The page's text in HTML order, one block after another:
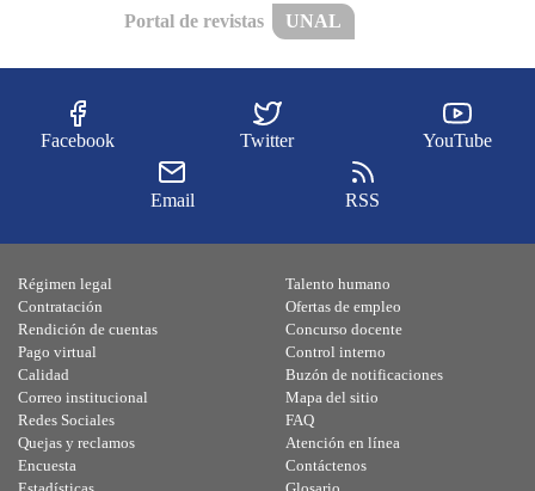
Portal de revistas UNAL
Facebook Twitter YouTube
Email RSS
Régimen legal
Contratación
Rendición de cuentas
Pago virtual
Calidad
Talento humano
Ofertas de empleo
Concurso docente
Control interno
Buzón de notificaciones
Correo institucional
Redes Sociales
Quejas y reclamos
Encuesta
Mapa del sitio
FAQ
Atención en línea
Contáctenos